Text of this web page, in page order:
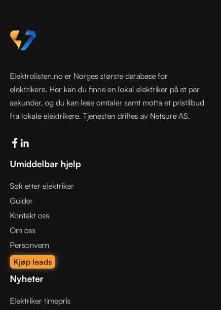
Elektrolisten.no er Norges største database for
elektrikere. Her kan du finne en lokal elektriker på et par
sekunder, og du kan lese omtaler samt motta et pristilbud
fra lokale elektrikere. Tjenesten driftes av Netsure AS.
Umiddelbar hjelp
Søk etter elektriker
Guider
Kontakt oss
Om oss
Personvern
Kjøp leads
Nyheter
Elektriker timepris